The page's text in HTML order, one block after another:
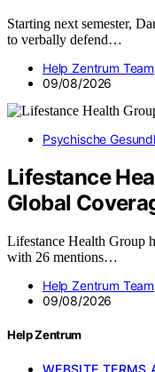
Starting next semester,
to verbally defend…
Help Zentrum Team
09/08/2026
Psychische
Lifestance
Global
Lifestance Health Group
with 26 mentions…
Help Zentrum Team
09/08/2026
Help Zentrum